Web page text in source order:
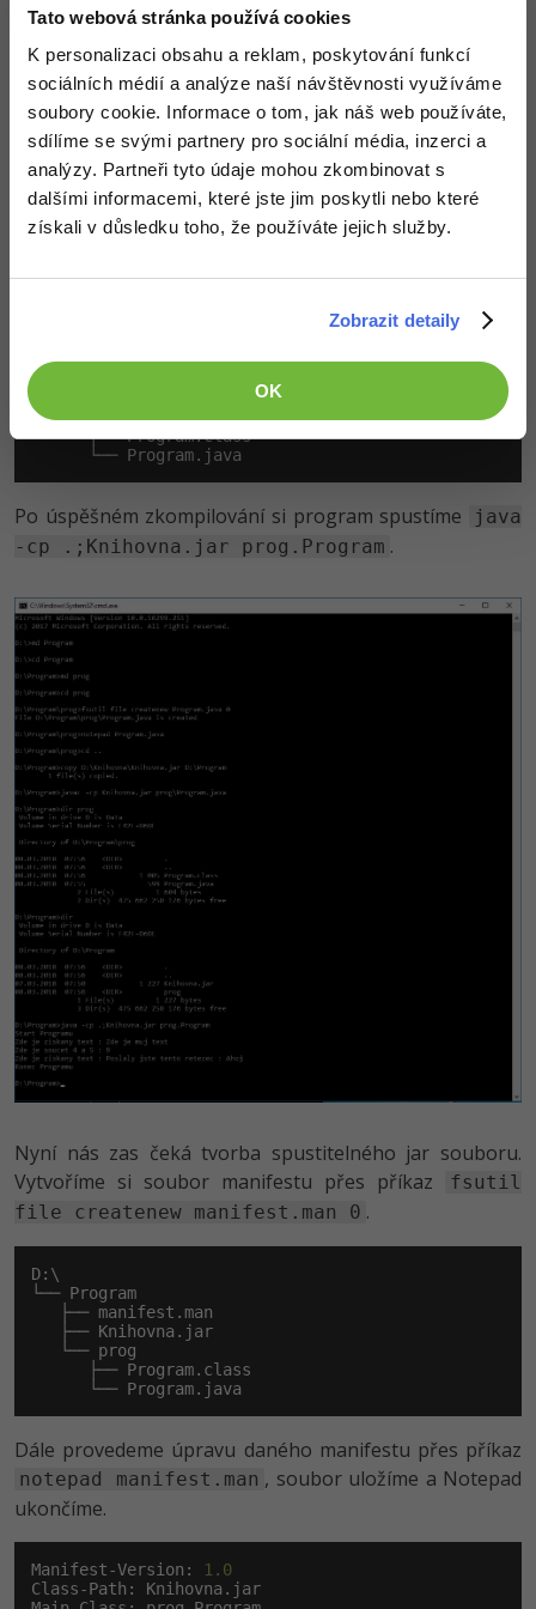
Tato webová stránka používá cookies
K personalizaci obsahu a reklam, poskytování funkcí
sociálních médií a analýze naší návštěvnosti využíváme
soubory cookie. Informace o tom, jak náš web používáte,
sdílíme se svými partnery pro sociální média, inzerci a
analýzy. Partneři tyto údaje mohou zkombinovat s
dalšími informacemi, které jste jim poskytli nebo které
získali v důsledku toho, že používáte jejich služby.
Zobrazit detaily
OK
Pro úspěšnou kompilaci je potřeba daná knihovna a
proto ji zkopírujeme příkazem (alternativně
souborovým manažerem) copy
D:\Knihovna\Knihovna.jar D:\Program ` z
původního adresáře do našeho aktuálního
adresáře (cesty si upravte podle svého
umístění). Nyní přichází na řadu kompilace
D:\
└── Program
   └── prog
      ├── Program.class
      └── Program.java
Po úspěšném zkompilování si program spustíme
java
-cp .;Knihovna.jar prog.Program .
Nyní nás zas čeká tvorba spustitelného jar souboru.
Vytvoříme si soubor manifestu přes příkaz
fsutil
file createnew manifest.man 0 .
D:\
└── Program
   ├── manifest.man
   ├── Knihovna.jar
   └── prog
      ├── Program.class
      └── Program.java
Dále provedeme úpravu daného manifestu přes příkaz
notepad manifest.man , soubor uložíme a Notepad
ukončíme.
Manifest-Version:
1.0
Class-Path: Knihovna.jar